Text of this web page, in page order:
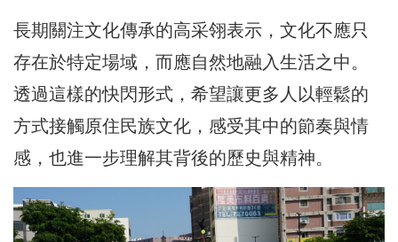
長期關注文化傳承的高采翎表示，文化不應只
存在於特定場域，而應自然地融入生活之中。
透過這樣的快閃形式，希望讓更多人以輕鬆的
方式接觸原住民族文化，感受其中的節奏與情
感，也進一步理解其背後的歷史與精神。